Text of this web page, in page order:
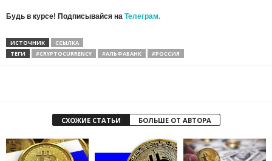
Будь в курсе! Подписывайся на Телеграм.
ИСТОЧНИК
ССЫЛКА
ТЕГИ
#CRYPTOCURRENCY #АЛЬФАБАНК #РОССИЯ
СХОЖИЕ СТАТЬИ БОЛЬШЕ ОТ АВТОРА